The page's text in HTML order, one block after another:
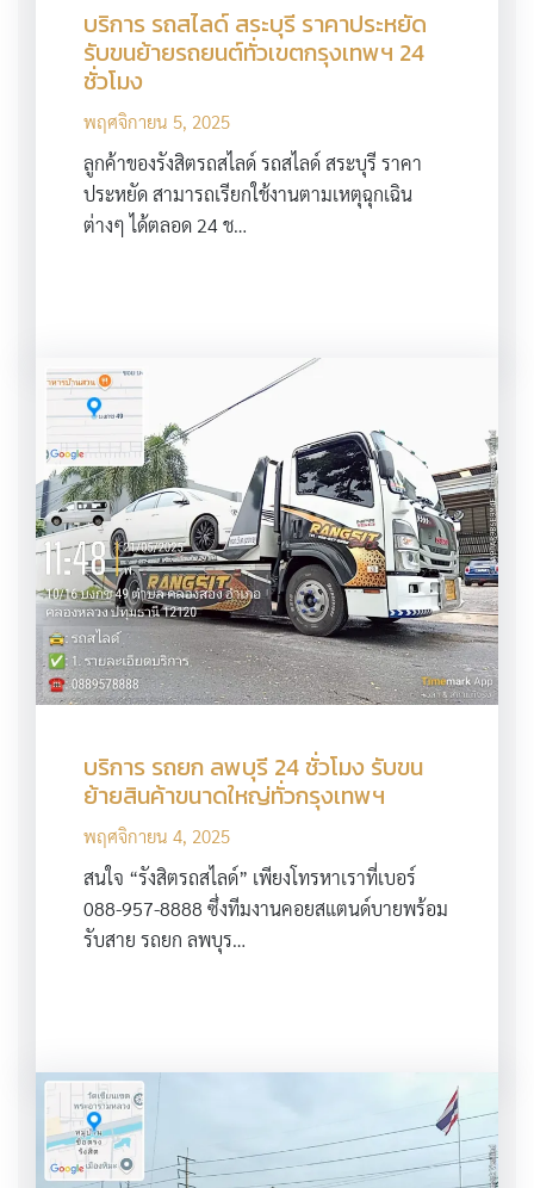
บริการ รถสไลด์ สระบุรี ราคาประหยัด
รับขนย้ายรถยนต์ทั่วเขตกรุงเทพฯ 24
ชั่วโมง
พฤศจิกายน 5, 2025
ลูกค้าของรังสิตรถสไลด์ รถสไลด์ สระบุรี ราคา
ประหยัด สามารถเรียกใช้งานตามเหตุฉุกเฉิน
ต่างๆ ได้ตลอด 24 ช…
บริการ รถยก ลพบุรี 24 ชั่วโมง รับขน
ย้ายสินค้าขนาดใหญ่ทั่วกรุงเทพฯ
พฤศจิกายน 4, 2025
สนใจ “รังสิตรถสไลด์” เพียงโทรหาเราที่เบอร์
088-957-8888 ซึ่งทีมงานคอยสแตนด์บายพร้อม
รับสาย รถยก ลพบุร…